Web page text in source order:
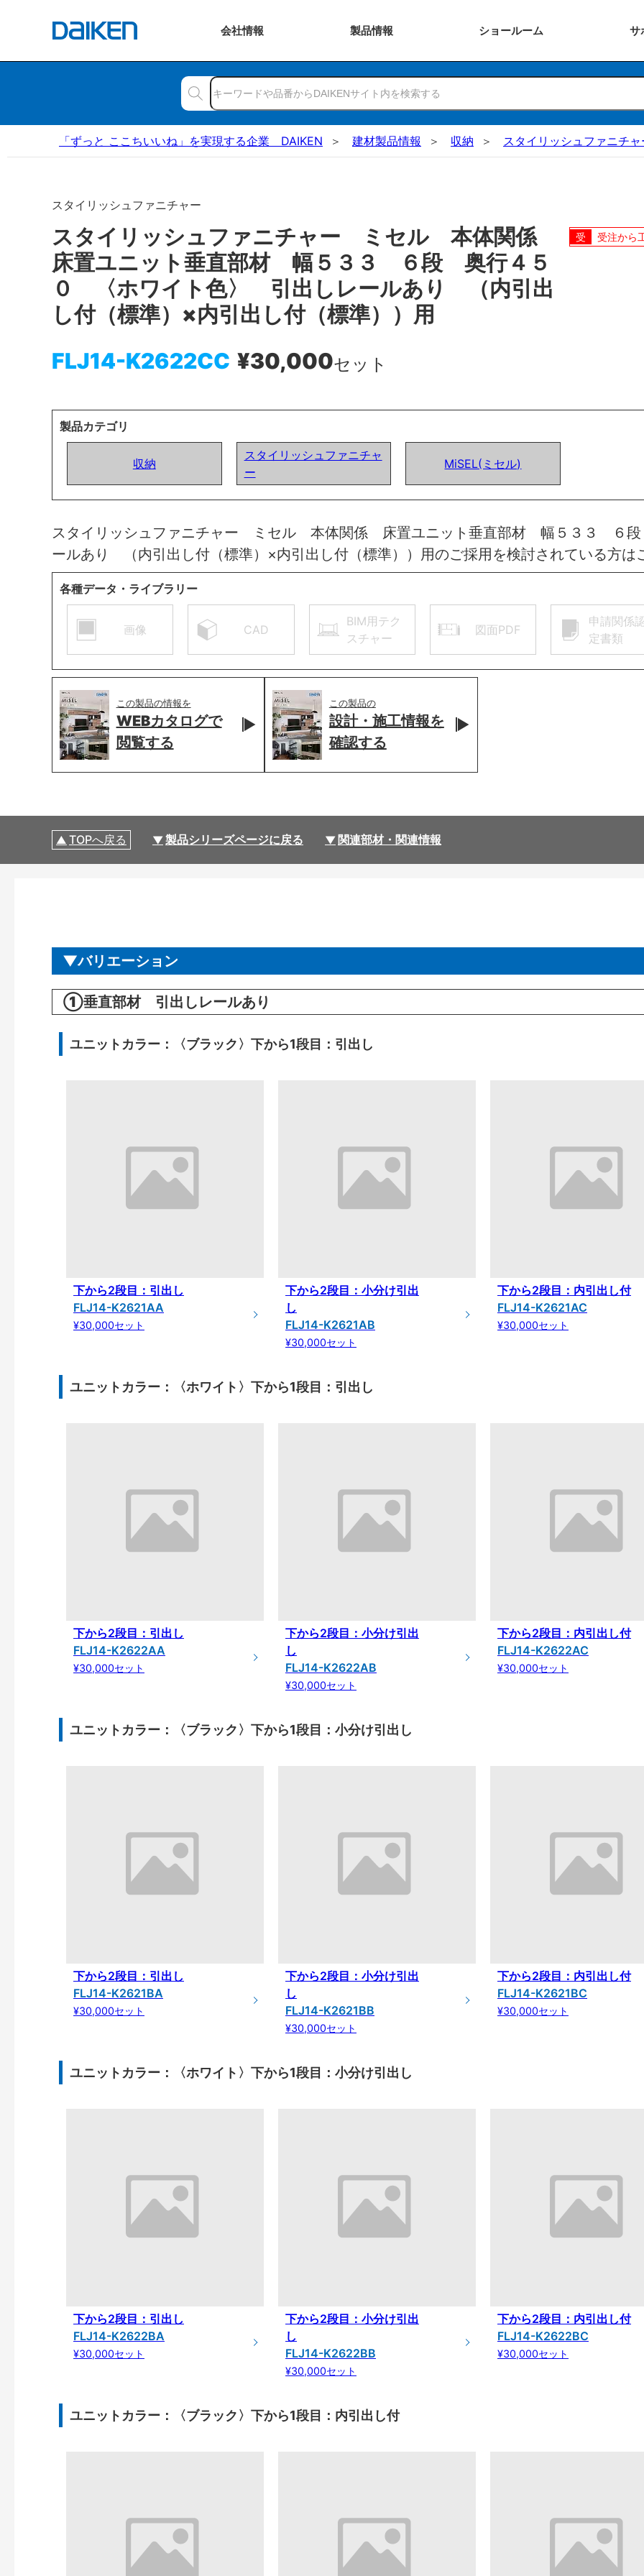
会社情報 製品情報 ショールーム サ
「ずっと ここちいいね」を実現する企業 DAIKEN 建材製品情報 収納 スタイリッシュファニチャ
スタイリッシュファニチャー
スタイリッシュファニチャー ミセル 本体関係
床置ユニット垂直部材 幅５３３ ６段 奥行４５
０ 〈ホワイト色〉 引出しレールあり （内引出
し付（標準）×内引出し付（標準））用
FLJ14-K2622CC ¥30,000セット
受注から
製品カテゴリ
収納
スタイリッシュファニチャ
ー
MiSEL(ミセル)
スタイリッシュファニチャー ミセル 本体関係 床置ユニット垂直部材 幅５３３ ６
ールあり （内引出し付（標準）×内引出し付（標準））用のご採用を検討されている方は
各種データ・ライブラリー
画像 CAD
BIM用テク
スチャー
図面PDF
申請関係
定書類
この製品の情報を
WEBカタログで
閲覧する
この製品の
設計・施工情報を
確認する
TOPへ戻る 製品シリーズページに戻る 関連部材・関連情報
バリエーション
①垂直部材 引出しレールあり
ユニットカラー：〈ブラック〉下から1段目：引出し
下から2段目：引出し
FLJ14-K2621AA
¥30,000セット
下から2段目：小分け引出
し
FLJ14-K2621AB
¥30,000セット
下から2段目：内引出し付
FLJ14-K2621AC
¥30,000セット
ユニットカラー：〈ホワイト〉下から1段目：引出し
下から2段目：引出し
FLJ14-K2622AA
¥30,000セット
下から2段目：小分け引出
し
FLJ14-K2622AB
¥30,000セット
下から2段目：内引出し付
FLJ14-K2622AC
¥30,000セット
ユニットカラー：〈ブラック〉下から1段目：小分け引出し
下から2段目：引出し
FLJ14-K2621BA
¥30,000セット
下から2段目：小分け引出
し
FLJ14-K2621BB
¥30,000セット
下から2段目：内引出し付
FLJ14-K2621BC
¥30,000セット
ユニットカラー：〈ホワイト〉下から1段目：小分け引出し
下から2段目：引出し
FLJ14-K2622BA
¥30,000セット
下から2段目：小分け引出
し
FLJ14-K2622BB
¥30,000セット
下から2段目：内引出し付
FLJ14-K2622BC
¥30,000セット
ユニットカラー：〈ブラック〉下から1段目：内引出し付